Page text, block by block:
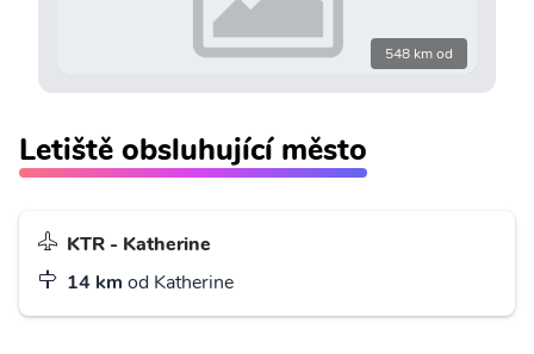
548 km od
Letiště obsluhující město
KTR - Katherine
14 km od Katherine